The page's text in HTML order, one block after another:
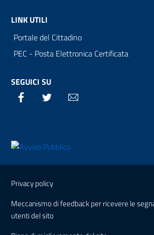
LINK UTILI
Portale del Cittadino
PEC - Posta Elettronica Certificata
SEGUICI SU
Facebook Twitter
Sezione Link Utili
Privacy policy
Meccanismo di feedback per ricevere le
utenti del sito